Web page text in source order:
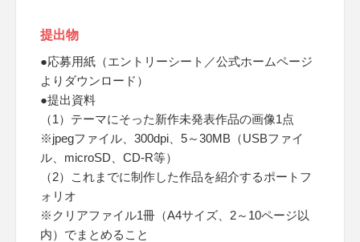
提出物
●応募用紙（エントリーシート／公式ホームページ
よりダウンロード）
●提出資料
（1）テーマにそった新作未発表作品の画像1点
※jpegファイル、300dpi、5～30MB（USBファイ
ル、microSD、CD-R等）
（2）これまでに制作した作品を紹介するポートフ
ォリオ
※クリアファイル1冊（A4サイズ、2～10ページ以
内）でまとめること